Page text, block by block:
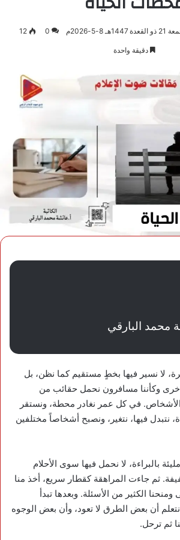
1447هـ 8-5-2026م 0
12
دقيقة واحدة
محمد البارقي
لا نسير فيها بخطٍ مستقيم كما نظن، بل
وكأننا مسافرون نحمل حقائب من
في كل عمر نغادر محطة، ونستقر
نتبدل فيها، نتغير، ونصبح أشخاصاً مختلفين
بالبراءة، لا نحمل فيها سوى الأحلام
ثم جاءت المراهقة كقطار سريع، أخذ منا
الكثير من الأسئلة. وبعدها تبدأ
أن بعض الطرق لا تعود، وأن بعض الوجوه
ثم ترحل.